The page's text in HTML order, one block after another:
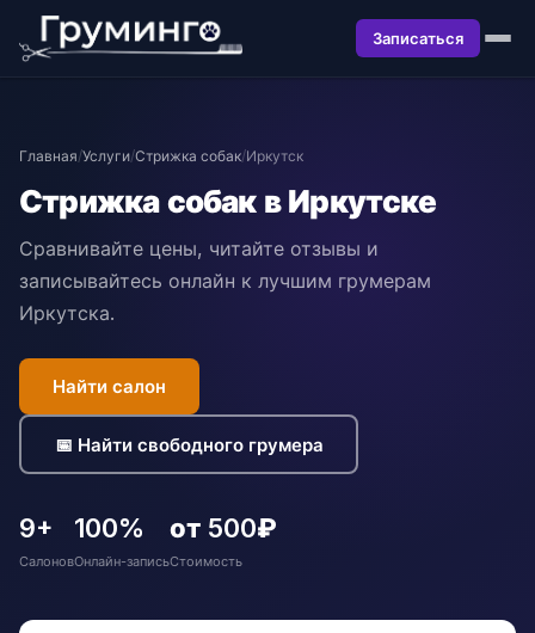
Записаться
Главная/Услуги/Стрижка собак/Иркутск
Стрижка собак в Иркутске
Сравнивайте цены, читайте отзывы и
записывайтесь онлайн к лучшим грумерам
Иркутска.
Найти салон
📅 Найти свободного грумера
9+
Салонов
100%
Онлайн-запись
от 500₽
Стоимость